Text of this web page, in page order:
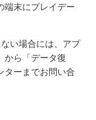
端末にプレイデー
い場合には、アプ
から「データ復
ターまでお問い合